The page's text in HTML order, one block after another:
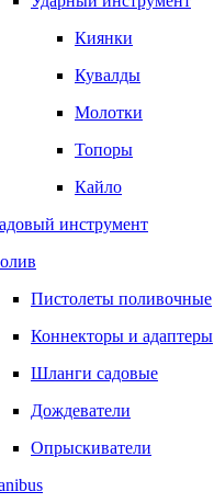
Киянки
Кувалды
Молотки
Топоры
Кайло
инструмент
Пистолеты поливочные
Коннекторы и адаптеры
Шланги садовые
Дождеватели
Опрыскиватели